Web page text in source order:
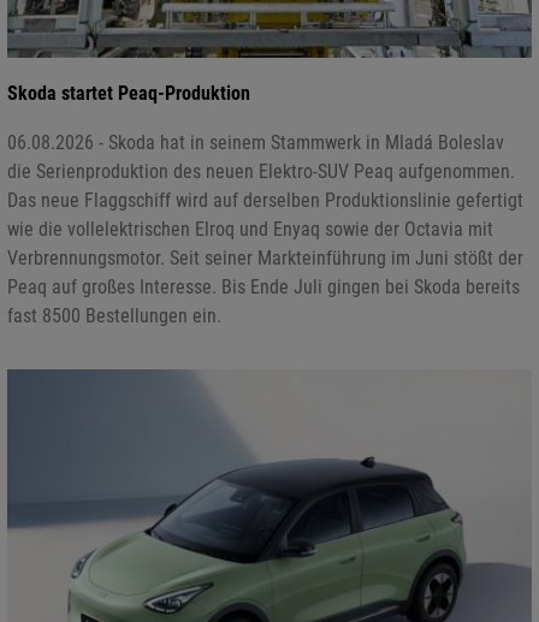
Skoda startet Peaq-Produktion
06.08.2026 - Skoda hat in seinem Stammwerk in Mladá Boleslav
die Serienproduktion des neuen Elektro-SUV Peaq aufgenommen.
Das neue Flaggschiff wird auf derselben Produktionslinie gefertigt
wie die vollelektrischen Elroq und Enyaq sowie der Octavia mit
Verbrennungsmotor. Seit seiner Markteinführung im Juni stößt der
Peaq auf großes Interesse. Bis Ende Juli gingen bei Skoda bereits
fast 8500 Bestellungen ein.